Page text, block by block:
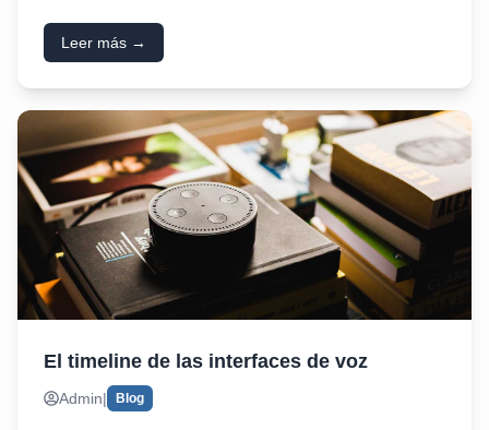
Leer más →
El timeline de las interfaces de voz
Admin| Blog